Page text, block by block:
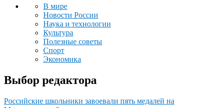
В мире
Новости России
Наука и технологии
Культура
Полезные советы
Спорт
Экономика
Выбор редактора
Российские школьники завоевали пять медалей на